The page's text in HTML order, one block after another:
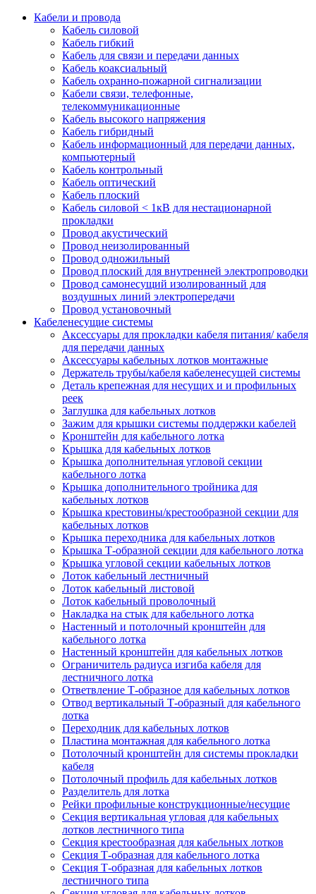
Кабели и провода
Кабель силовой
Кабель гибкий
Кабель для связи и передачи данных
Кабель коаксиальный
Кабель охранно-пожарной сигнализации
Кабели связи, телефонные,
телекоммуникационные
Кабель высокого напряжения
Кабель гибридный
Кабель информационный для передачи данных,
компьютерный
Кабель контрольный
Кабель оптический
Кабель плоский
Кабель силовой < 1кВ для нестационарной
прокладки
Провод акустический
Провод неизолированный
Провод одножильный
Провод плоский для внутренней электропроводки
Провод самонесущий изолированный для
воздушных линий электропередачи
Провод установочный
Кабеленесущие системы
Аксессуары для прокладки кабеля питания/ кабеля
для передачи данных
Аксессуары кабельных лотков монтажные
Держатель трубы/кабеля кабеленесущей системы
Деталь крепежная для несущих и и профильных
реек
Заглушка для кабельных лотков
Зажим для крышки системы поддержки кабелей
Кронштейн для кабельного лотка
Крышка для кабельных лотков
Крышка дополнительная угловой секции
кабельного лотка
Крышка дополнительного тройника для
кабельных лотков
Крышка крестовины/крестообразной секции для
кабельных лотков
Крышка переходника для кабельных лотков
Крышка Т-образной секции для кабельного лотка
Крышка угловой секции кабельных лотков
Лоток кабельный лестничный
Лоток кабельный листовой
Лоток кабельный проволочный
Накладка на стык для кабельного лотка
Настенный и потолочный кронштейн для
кабельного лотка
Настенный кронштейн для кабельных лотков
Ограничитель радиуса изгиба кабеля для
лестничного лотка
Ответвление Т-образное для кабельных лотков
Отвод вертикальный Т-образный для кабельного
лотка
Переходник для кабельных лотков
Пластина монтажная для кабельного лотка
Потолочный кронштейн для системы прокладки
кабеля
Потолочный профиль для кабельных лотков
Разделитель для лотка
Рейки профильные конструкционные/несущие
Секция вертикальная угловая для кабельных
лотков лестничного типа
Секция крестообразная для кабельных лотков
Секция Т-образная для кабельного лотка
Секция Т-образная для кабельных лотков
лестничного типа